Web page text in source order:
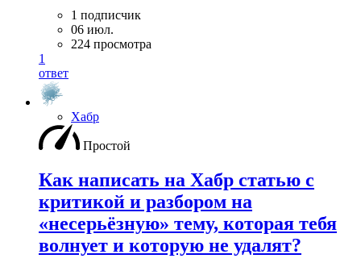
1 подписчик
06 июл.
224 просмотра
1
ответ
Хабр
Простой
Как написать на Хабр статью с
критикой и разбором на
«несерьёзную» тему, которая тебя
волнует и которую не удалят?